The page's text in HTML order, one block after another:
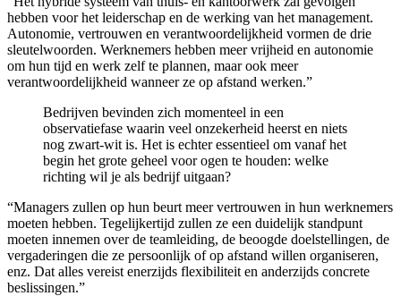
hebben voor het leiderschap en de werking van het management.
Autonomie, vertrouwen en verantwoordelijkheid vormen de drie
sleutelwoorden. Werknemers hebben meer vrijheid en autonomie
om hun tijd en werk zelf te plannen, maar ook meer
verantwoordelijkheid wanneer ze op afstand werken.”
Bedrijven bevinden zich momenteel in een
observatiefase waarin veel onzekerheid heerst en niets
nog zwart-wit is. Het is echter essentieel om vanaf het
begin het grote geheel voor ogen te houden: welke
richting wil je als bedrijf uitgaan?
“Managers zullen op hun beurt meer vertrouwen in hun werknemers
moeten hebben. Tegelijkertijd zullen ze een duidelijk standpunt
moeten innemen over de teamleiding, de beoogde doelstellingen, de
vergaderingen die ze persoonlijk of op afstand willen organiseren,
enz. Dat alles vereist enerzijds flexibiliteit en anderzijds concrete
beslissingen.”